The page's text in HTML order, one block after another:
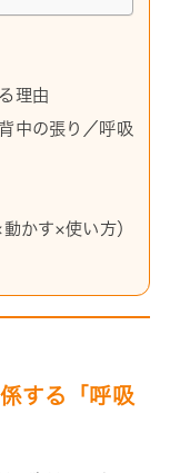
理由
中の張り／呼吸
かす×使い方）
する「呼吸